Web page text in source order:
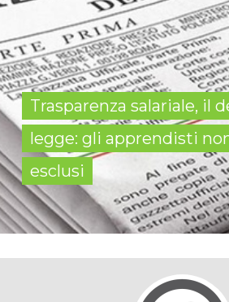
Trasparenza salariale, il
legge: gli apprendisti
esclusi